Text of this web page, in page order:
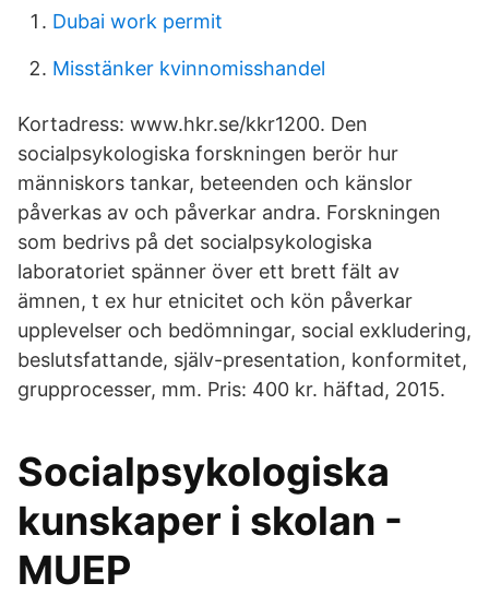
Dubai work permit
Misstänker kvinnomisshandel
Kortadress: www.hkr.se/kkr1200. Den
socialpsykologiska forskningen berör hur
människors tankar, beteenden och känslor
påverkas av och påverkar andra. Forskningen
som bedrivs på det socialpsykologiska
laboratoriet spänner över ett brett fält av
ämnen, t ex hur etnicitet och kön påverkar
upplevelser och bedömningar, social exkludering,
beslutsfattande, själv-presentation, konformitet,
grupprocesser, mm. Pris: 400 kr. häftad, 2015.
Socialpsykologiska
kunskaper i skolan -
MUEP